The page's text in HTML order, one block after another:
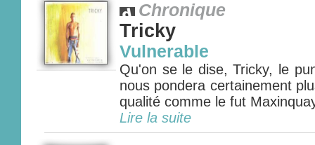
Chronique
Tricky
Vulnerable
Qu'on se le dise, Tricky, le
nous pondera certainement
qualité comme le fut
Lire la suite